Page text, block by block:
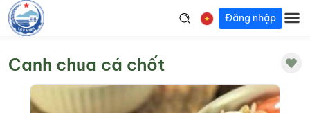
Đăng nhập
Canh chua cá chốt